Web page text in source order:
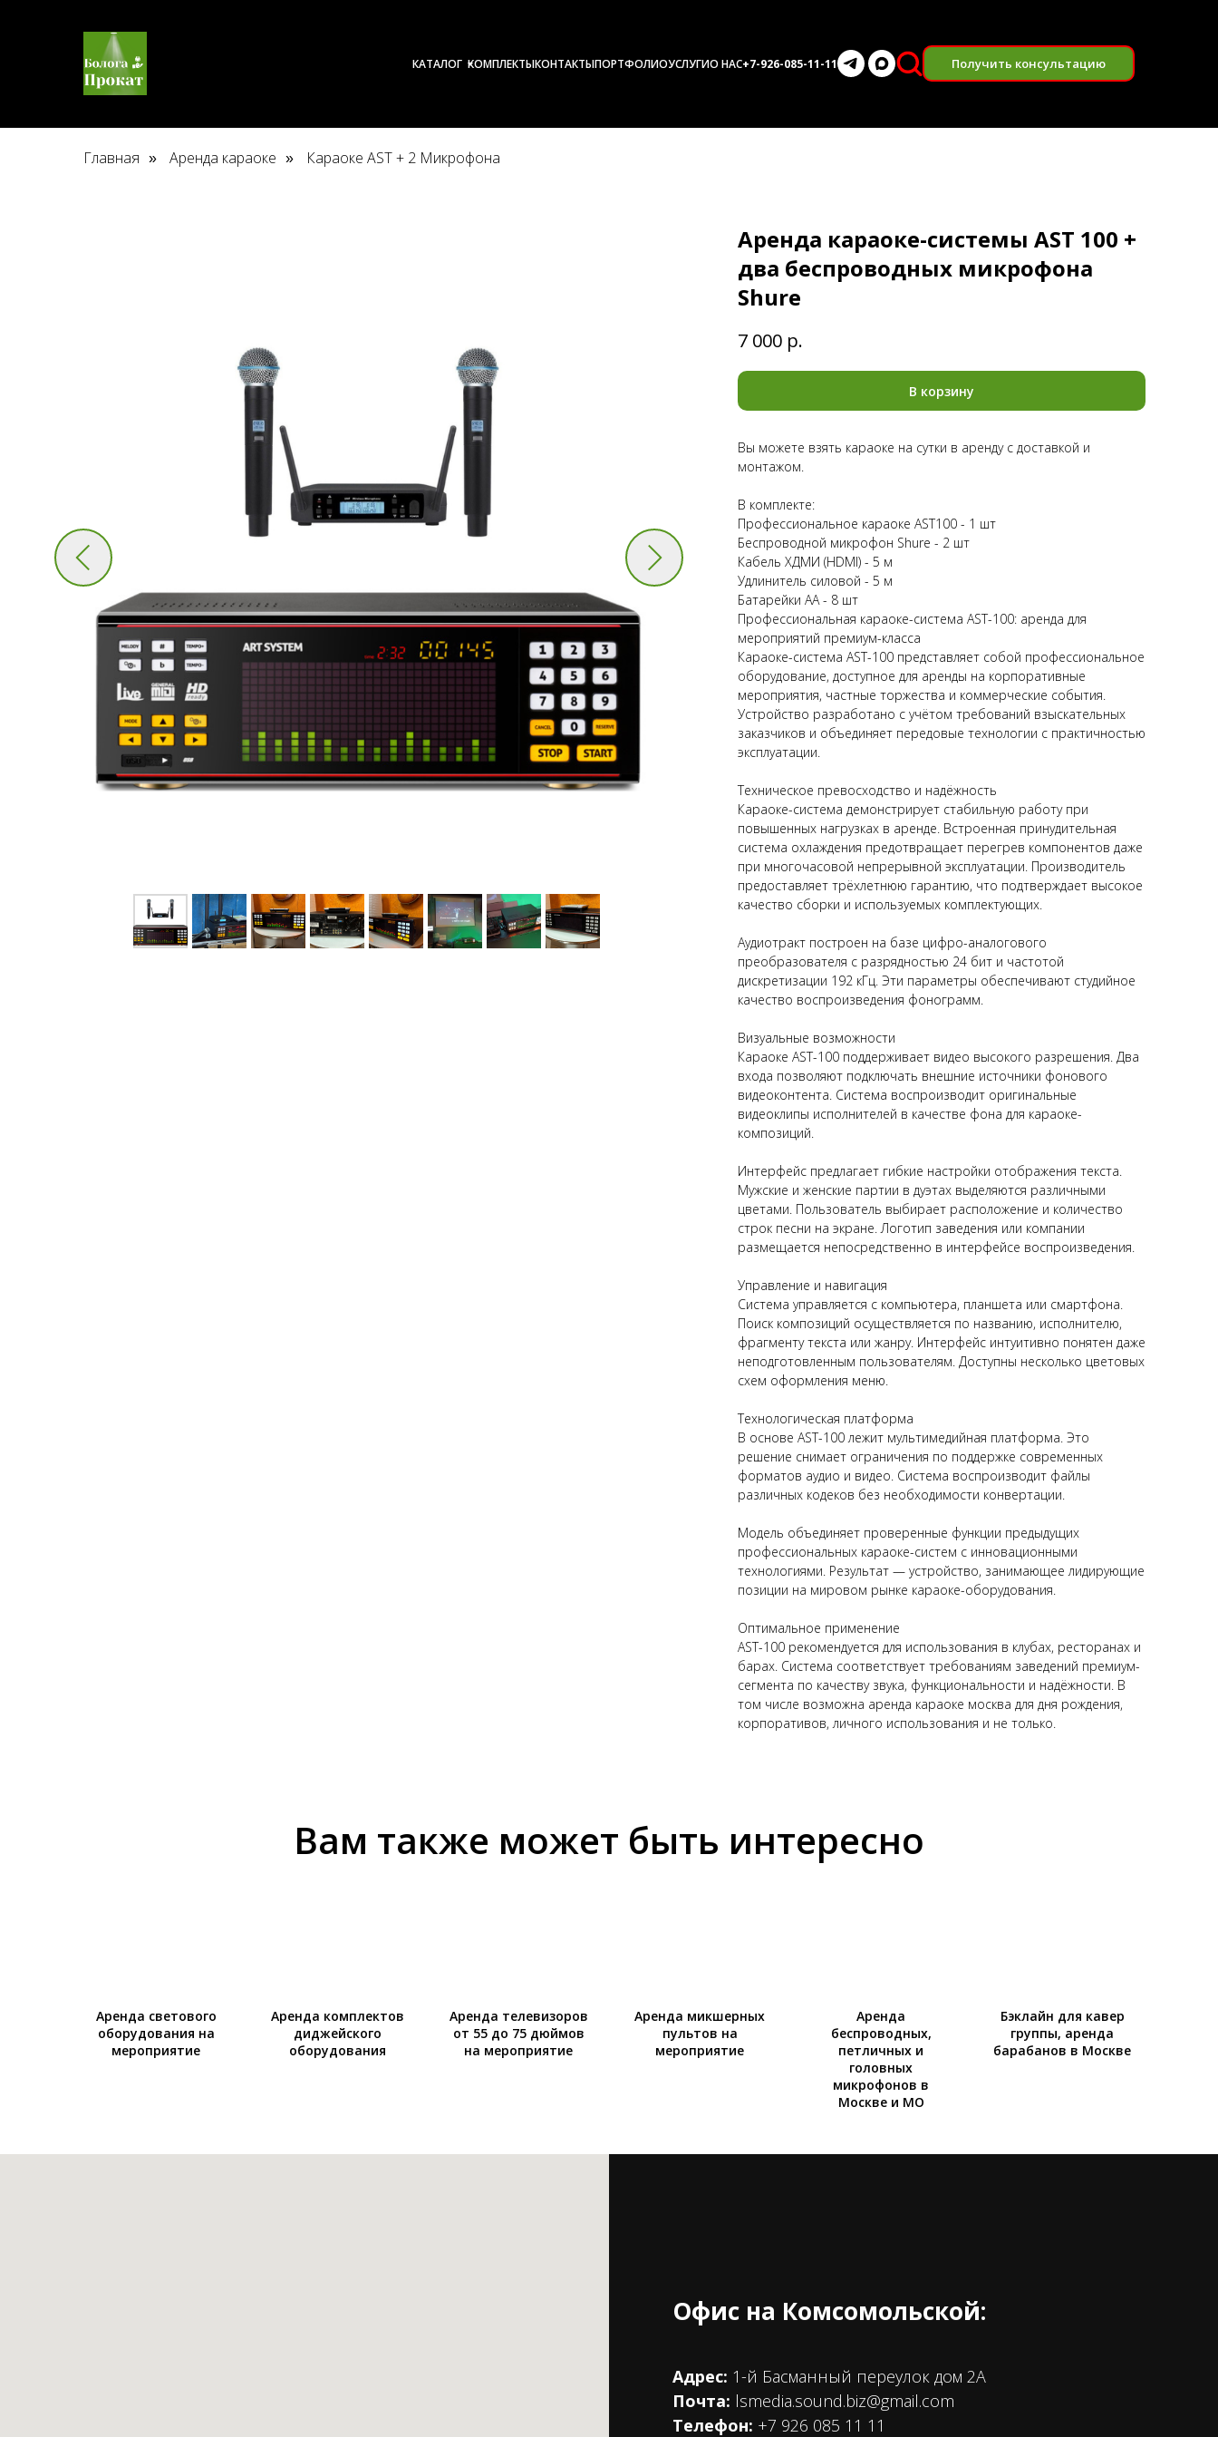
КАТАЛОГ КОМПЛЕКТЫКОНТАКТЫПОРТФОЛИОУСЛУГИО НАС+7-926-085-11-11 Получить консультацию
Главная » Аренда караоке » Караоке AST + 2 Микрофона
Аренда караоке-системы AST 100 +
два беспроводных микрофона
Shure
7 000 р.
В корзину
Вы можете взять караоке на сутки в аренду с доставкой и
монтажом.
В комплекте:
Профессиональное караоке AST100 - 1 шт
Беспроводной микрофон Shure - 2 шт
Кабель ХДМИ (HDMI) - 5 м
Удлинитель силовой - 5 м
Батарейки АА - 8 шт
Профессиональная караоке-система AST-100: аренда для
мероприятий премиум-класса
Караоке-система AST-100 представляет собой профессиональное
оборудование, доступное для аренды на корпоративные
мероприятия, частные торжества и коммерческие события.
Устройство разработано с учётом требований взыскательных
заказчиков и объединяет передовые технологии с практичностью
эксплуатации.
Техническое превосходство и надёжность
Караоке-система демонстрирует стабильную работу при
повышенных нагрузках в аренде. Встроенная принудительная
система охлаждения предотвращает перегрев компонентов даже
при многочасовой непрерывной эксплуатации. Производитель
предоставляет трёхлетнюю гарантию, что подтверждает высокое
качество сборки и используемых комплектующих.
Аудиотракт построен на базе цифро-аналогового
преобразователя с разрядностью 24 бит и частотой
дискретизации 192 кГц. Эти параметры обеспечивают студийное
качество воспроизведения фонограмм.
Визуальные возможности
Караоке AST-100 поддерживает видео высокого разрешения. Два
входа позволяют подключать внешние источники фонового
видеоконтента. Система воспроизводит оригинальные
видеоклипы исполнителей в качестве фона для караоке-
композиций.
Интерфейс предлагает гибкие настройки отображения текста.
Мужские и женские партии в дуэтах выделяются различными
цветами. Пользователь выбирает расположение и количество
строк песни на экране. Логотип заведения или компании
размещается непосредственно в интерфейсе воспроизведения.
Управление и навигация
Система управляется с компьютера, планшета или смартфона.
Поиск композиций осуществляется по названию, исполнителю,
фрагменту текста или жанру. Интерфейс интуитивно понятен даже
неподготовленным пользователям. Доступны несколько цветовых
схем оформления меню.
Технологическая платформа
В основе AST-100 лежит мультимедийная платформа. Это
решение снимает ограничения по поддержке современных
форматов аудио и видео. Система воспроизводит файлы
различных кодеков без необходимости конвертации.
Модель объединяет проверенные функции предыдущих
профессиональных караоке-систем с инновационными
технологиями. Результат — устройство, занимающее лидирующие
позиции на мировом рынке караоке-оборудования.
Оптимальное применение
AST-100 рекомендуется для использования в клубах, ресторанах и
барах. Система соответствует требованиям заведений премиум-
сегмента по качеству звука, функциональности и надёжности. В
том числе возможна аренда караоке москва для дня рождения,
корпоративов, личного использования и не только.
Вам также может быть интересно
Аренда светового
оборудования на
мероприятие
Аренда комплектов
диджейского
оборудования
Аренда телевизоров
от 55 до 75 дюймов
на мероприятие
Аренда микшерных
пультов на
мероприятие
Аренда
беспроводных,
петличных и
головных
микрофонов в
Москве и МО
Бэклайн для кавер
группы, аренда
барабанов в Москве
Офис на Комсомольской:
Адрес: 1-й Басманный переулок дом 2А
Почта: lsmedia.sound.biz@gmail.com
Телефон: +7 926 085 11 11